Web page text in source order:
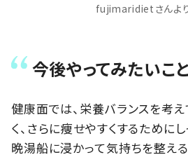
fujimaridietさんより
今後やってみたいこと
健康面では、栄養バランスを考
く、さらに痩せやすくするために
晩湯船に浸かって気持ちを整え